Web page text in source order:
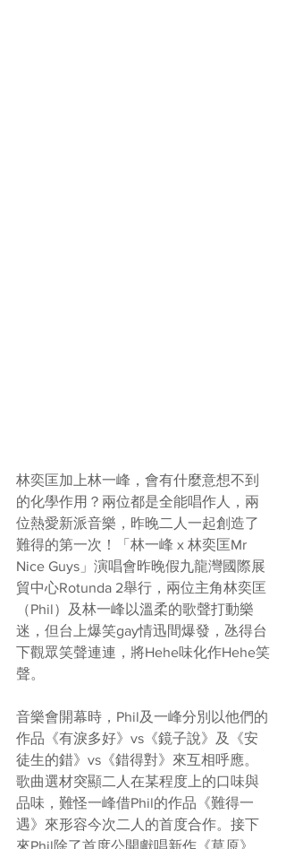
林奕匡加上林一峰，會有什麼意想不到
的化學作用？兩位都是全能唱作人，兩
位熱愛新派音樂，昨晚二人一起創造了
難得的第一次！「林一峰 x 林奕匡Mr
Nice Guys」演唱會昨晚假九龍灣國際展
貿中心Rotunda 2舉行，兩位主角林奕匡
（Phil）及林一峰以溫柔的歌聲打動樂
迷，但台上爆笑gay情迅間爆發，氹得台
下觀眾笑聲連連，將Hehe味化作Hehe笑
聲。
音樂會開幕時，Phil及一峰分別以他們的
作品《有淚多好》vs《鏡子說》及《安
徒生的錯》vs《錯得對》來互相呼應。
歌曲選材突顯二人在某程度上的口味與
品味，難怪一峰借Phil的作品《難得一
遇》來形容今次二人的首度合作。接下
來Phil除了首度公開獻唱新作《草原》